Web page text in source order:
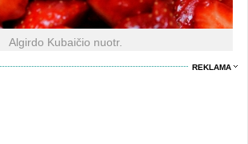
Algirdo Kubaičio nuotr.
REKLAMA